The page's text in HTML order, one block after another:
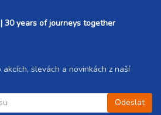
30 years of journeys together
slevách a novinkách z naší